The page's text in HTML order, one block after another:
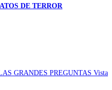
DE TERROR
Vista